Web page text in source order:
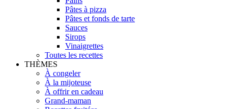
Pâtes à pizza
Pâtes et fonds de tarte
Sauces
Sirops
Vinaigrettes
Toutes les recettes
THÈMES
À congeler
À la mijoteuse
À offrir en cadeau
Grand-maman